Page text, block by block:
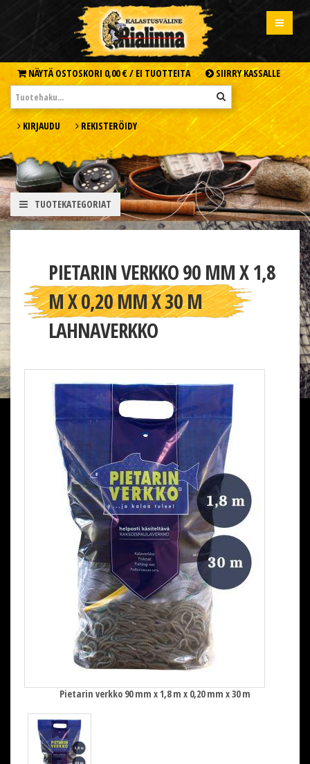
NÄYTÄ OSTOSKORI 0,00 € / EI TUOTTEITA SIIRRY KASSALLE
KIRJAUDU REKISTERÖIDY
TUOTEKATEGORIAT
PIETARIN VERKKO 90 MM X 1,8
M X 0,20 MM X 30 M
LAHNAVERKKO
Pietarin verkko 90 mm x 1,8 m x 0,20 mm x 30 m